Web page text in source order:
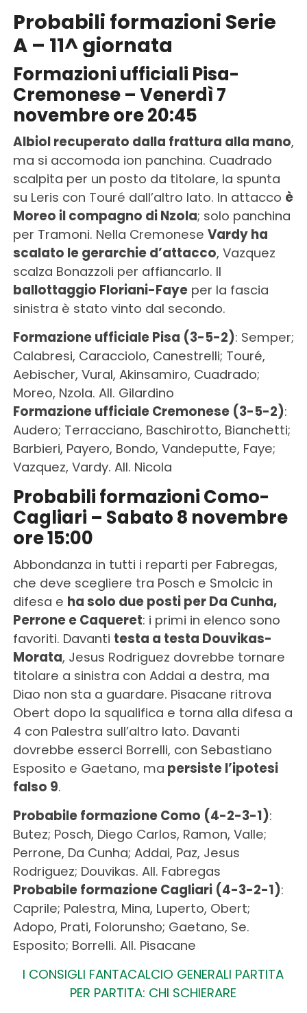
Probabili formazioni Serie
A – 11^ giornata
Formazioni ufficiali Pisa-
Cremonese – Venerdì 7
novembre ore 20:45
Albiol recuperato dalla frattura alla mano,
ma si accomoda ion panchina. Cuadrado
scalpita per un posto da titolare, la spunta
su Leris con Touré dall’altro lato. In attacco è
Moreo il compagno di Nzola; solo panchina
per Tramoni. Nella Cremonese Vardy ha
scalato le gerarchie d’attacco, Vazquez
scalza Bonazzoli per affiancarlo. Il
ballottaggio Floriani-Fayeper la fascia
sinistra è stato vinto dal secondo.
Formazione ufficiale Pisa (3-5-2): Semper;
Calabresi, Caracciolo, Canestrelli; Touré,
Aebischer, Vural, Akinsamiro, Cuadrado;
Moreo, Nzola. All. Gilardino
Formazione ufficiale Cremonese (3-5-2):
Audero; Terracciano, Baschirotto, Bianchetti;
Barbieri, Payero, Bondo, Vandeputte, Faye;
Vazquez, Vardy. All. Nicola
Probabili formazioni Como-
Cagliari – Sabato 8 novembre
ore 15:00
Abbondanza in tutti i reparti per Fabregas,
che deve scegliere tra Posch e Smolcic in
difesa e ha solo due posti per Da Cunha,
Perrone e Caqueret: i primi in elenco sono
favoriti. Davanti testa a testa Douvikas-
Morata, Jesus Rodriguez dovrebbe tornare
titolare a sinistra con Addai a destra, ma
Diao non sta a guardare. Pisacane ritrova
Obert dopo la squalifica e torna alla difesa a
4 con Palestra sull’altro lato. Davanti
dovrebbe esserci Borrelli, con Sebastiano
Esposito e Gaetano, ma persiste l’ipotesi
falso 9.
Probabile formazione Como (4-2-3-1):
Butez; Posch, Diego Carlos, Ramon, Valle;
Perrone, Da Cunha; Addai, Paz, Jesus
Rodriguez; Douvikas. All. Fabregas
Probabile formazione Cagliari (4-3-2-1):
Caprile; Palestra, Mina, Luperto, Obert;
Adopo, Prati, Folorunsho; Gaetano, Se.
Esposito; Borrelli. All. Pisacane
I CONSIGLI FANTACALCIO GENERALI PARTITA
PER PARTITA: CHI SCHIERARE